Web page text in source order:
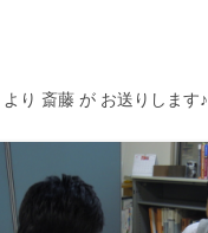
より 斎藤 が お送りします♪